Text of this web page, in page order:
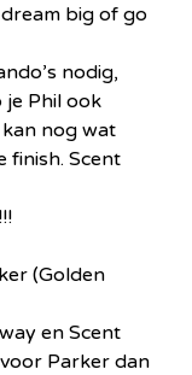
big of go
nodig,
je Phil ook
kan nog wat
finish. Scent
(Golden
en Scent
Parker dan